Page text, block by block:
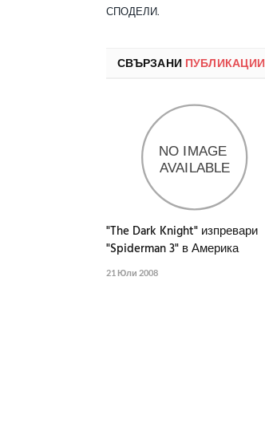
СПОДЕЛИ.
СВЪРЗАНИ ПУБЛИКАЦИИ
"The Dark Knight" изпревари
"Spiderman 3" в Америка
21 Юли 2008